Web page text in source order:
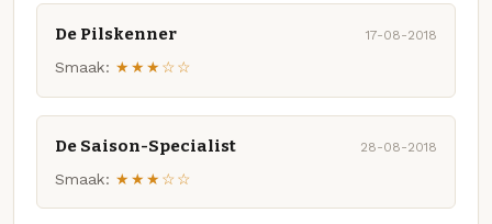
De Pilskenner 17-08-2018
Smaak: ★★★☆☆
De Saison-Specialist 28-08-2018
Smaak: ★★★☆☆